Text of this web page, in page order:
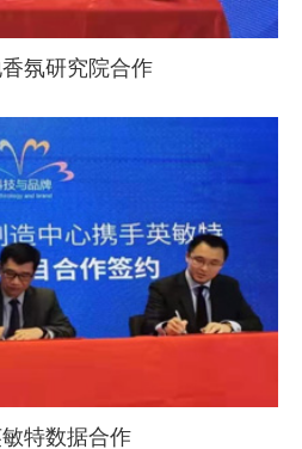
氛研究院合作
特数据合作